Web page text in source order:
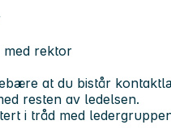
med rektor
at du bistår
resten av ledelsen.
i tråd med